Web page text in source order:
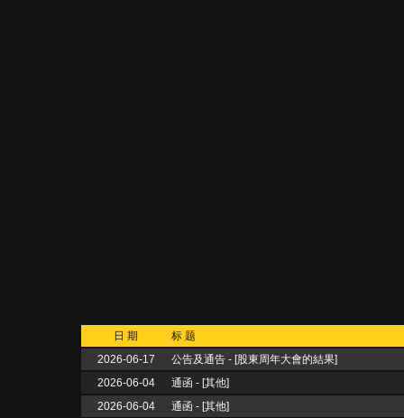
日 期
标 题
2026-06-17
公告及通告 - [股東周年大會的結果]
2026-06-04
通函 - [其他]
2026-06-04
通函 - [其他]